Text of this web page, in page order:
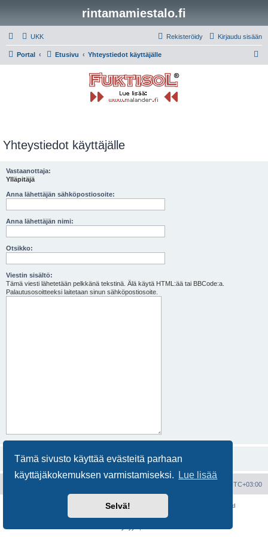
Tämä sivusto käyttää evästeitä parhaan
käyttäjäkokemuksen varmistamiseksi.
Lue lisää
Selvä!
rintamamiestalo.fi
UKK Kirjaudu sisään
Rekisteröidy
Portal Etusivu Yhteystiedot käyttäjälle
Yhteystiedot käyttäjälle
Vastaanottaja:
Ylläpitäjä
Anna lähettäjän sähköpostiosoite:
Anna lähettäjän nimi:
Otsikko:
Viestin sisältö:
Tämä viesti lähetetään pelkkänä tekstinä. Älä käytä HTML:ää tai BBCode:a.
Palautusosoitteeksi laitetaan sinun sähköpostiosoite.
UTC+03:00
Keskustelufoorumin ohjelmistophpBB
® Forum Software © phpBB Limited
Käännös: phpBB Suomi (lurttinen, harritapio, Pettis)